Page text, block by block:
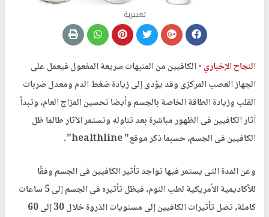
تعبيرية
النجاح الإخباري -الكافيين من المنبهات سريعة المفعول فيعمل على
الجهاز العصب المركزى وقد يؤدى إلى زيادة ضغط الدم ومعدل ضربات
القلب وزيادة الطاقة الخاصة بالجسم وأيضا تحسين المزاج العام، وتبدأ
آثار الكافيين فى الظهور مباشرة بعد تناوله وتستمر الآثار طالما ظل
الكافيين فى الجسم، حسبما ذكر موقع" healthline".
وعن المدة التى يستمر فيها تواجد تأثير الكافيين فى الجسم وفقًا
للأكاديمية الأمريكية لطب النوم، فيظل تأثيره فى الجسم إلى 5 ساعات
كاملة، تصل تأثيرات الكافيين إلى مستويات الذروة خلال 30 إلى 60